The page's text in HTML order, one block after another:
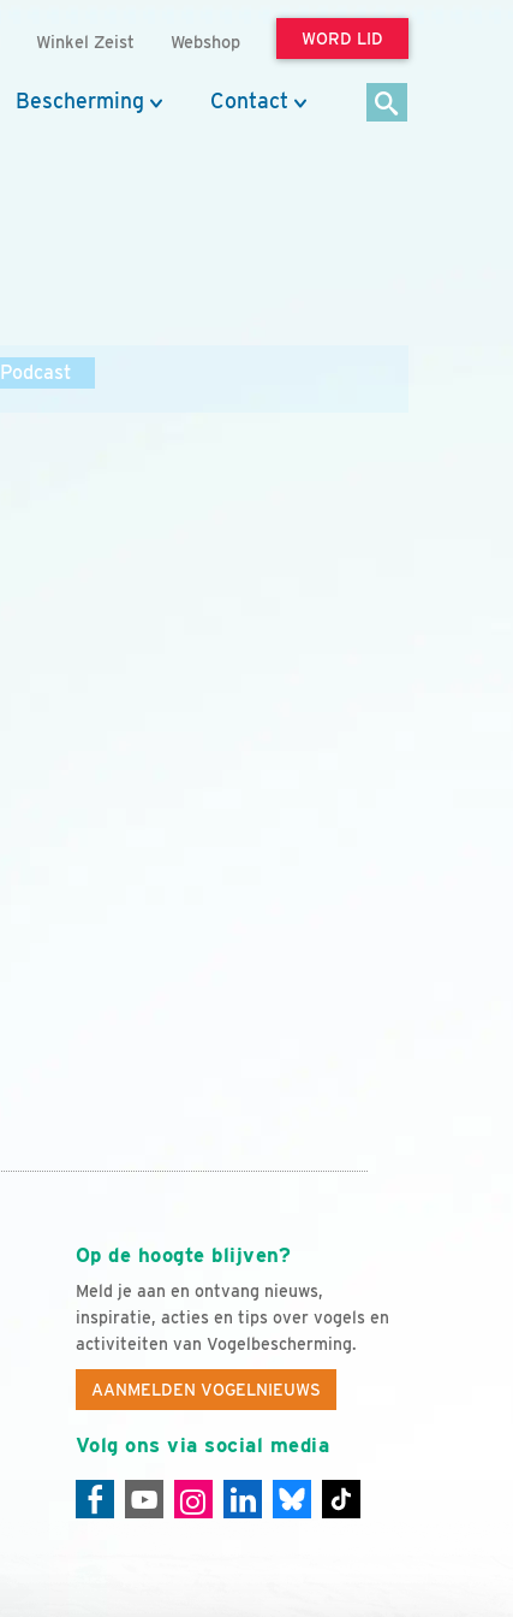
Winkel Zeist Webshop WORD LID
Bescherming Contact
Podcast
Op de hoogte blijven?
Meld je aan en ontvang nieuws,
inspiratie, acties en tips over vogels en
activiteiten van Vogelbescherming.
AANMELDEN VOGELNIEUWS
Volg ons via social media